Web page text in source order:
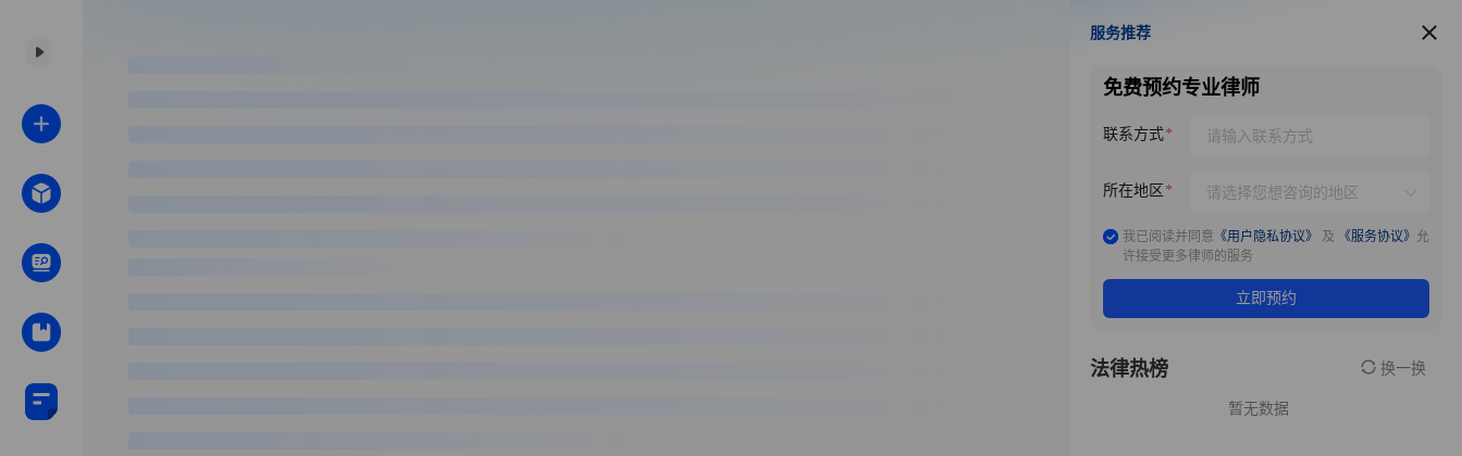
服务推荐
服务推荐
免费预约专业律师
联系方式
所在地区
我已阅读并同意 《用户隐私协议》 及 《服务协议》 允
许接受更多律师的服务
立即预约
法律热榜 换一换
暂无数据